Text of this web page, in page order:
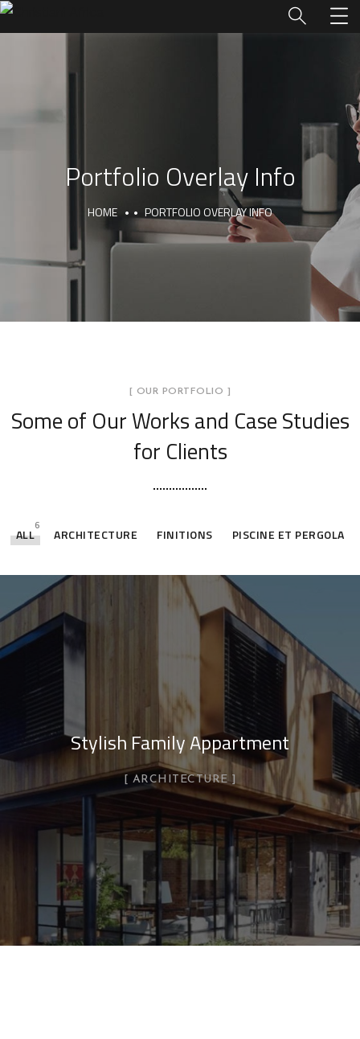
Portfolio Overlay Info
HOME PORTFOLIO OVERLAY INFO
[ OUR PORTFOLIO ]
Some of Our Worksand Case Studies
for Clients
ALL
6
ARCHITECTURE FINITIONS PISCINE ET PERGOLA
Stylish Family Appartment
ARCHITECTURE
Minimal Guests House